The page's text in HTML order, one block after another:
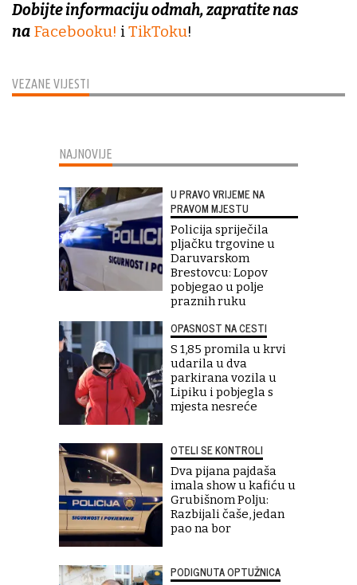
VEZANE VIJESTI
Dobijte informaciju odmah, zapratite nas
na Facebooku! iTikToku!
NAJNOVIJE
U PRAVO VRIJEME NA
PRAVOM MJESTU
Policija spriječila
pljačku trgovine u
Daruvarskom
Brestovcu: Lopov
pobjegao u polje
praznih ruku
OPASNOST NA CESTI
S 1,85 promila u krvi
udarila u dva
parkirana vozila u
Lipiku i pobjegla s
mjesta nesreće
OTELI SE KONTROLI
Dva pijana pajdaša
imala show u kafiću u
Grubišnom Polju:
Razbijali čaše, jedan
pao na bor
PODIGNUTA OPTUŽNICA